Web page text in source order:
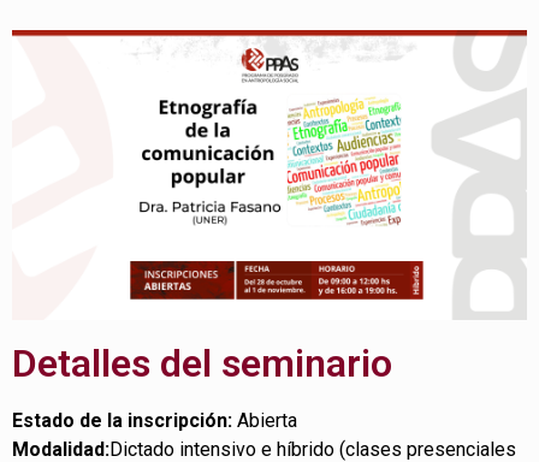
Detalles del seminario
Estado de la inscripción: Abierta
Modalidad:Dictado intensivo e híbrido (clases presenciales